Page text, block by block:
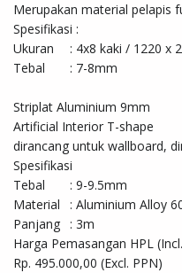
Merupakan material pelapis
Spesifikasi :
Ukuran	: 4x8 kaki / 1220 x 2440mm
Tebal	: 7-8mm
Striplat Aluminium 9mm
Artificial Interior T-shape
dirancang untuk wallboard,
Spesifikasi
Tebal 	: 9-9.5mm
Material 	: Aluminium Alloy 6063-T5 finishing silver
Panjang	: 3m
Harga Pemasangan HPL
Rp. 495.000,00 (Excl. PPN)